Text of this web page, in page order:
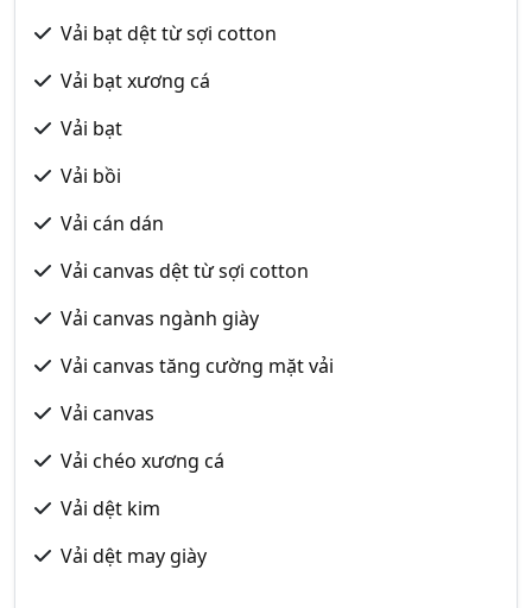
Vải bạt dệt từ sợi cotton
Vải bạt xương cá
Vải bạt
Vải bồi
Vải cán dán
Vải canvas dệt từ sợi cotton
Vải canvas ngành giày
Vải canvas tăng cường mặt vải
Vải canvas
Vải chéo xương cá
Vải dệt kim
Vải dệt may giày